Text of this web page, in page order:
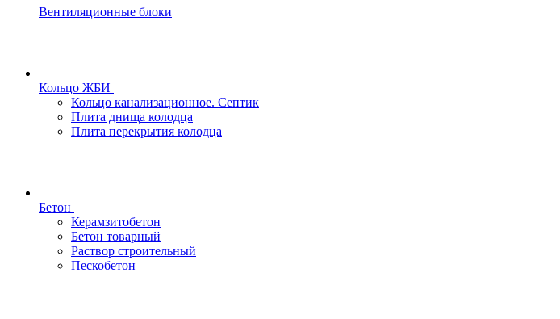
Вентиляционные блоки
Кольцо ЖБИ
Кольцо канализационное. Септик
Плита днища колодца
Плита перекрытия колодца
Бетон
Керамзитобетон
Бетон товарный
Раствор строительный
Пескобетон